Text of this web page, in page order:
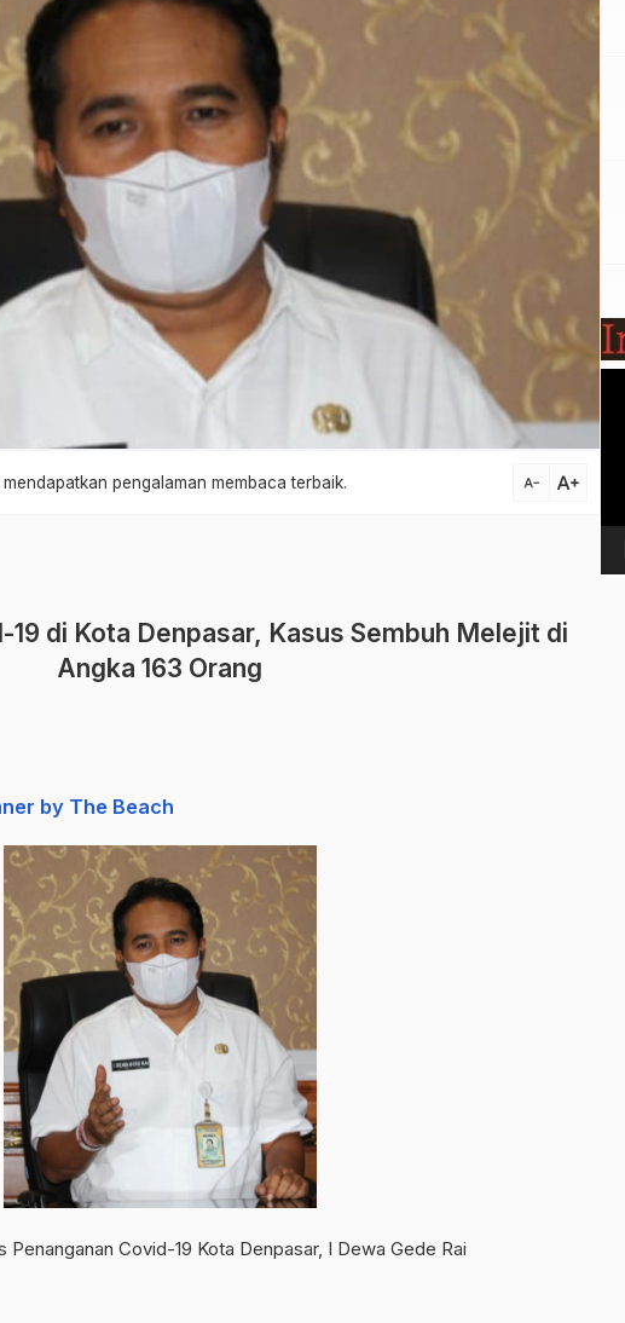
pengalaman membaca terbaik. text_decrease text_increase
19 di Kota Denpasar, Kasus Sembuh Melejit di
Angka 163 Orang
by The Beach
Penanganan Covid-19 Kota Denpasar, I Dewa Gede Rai